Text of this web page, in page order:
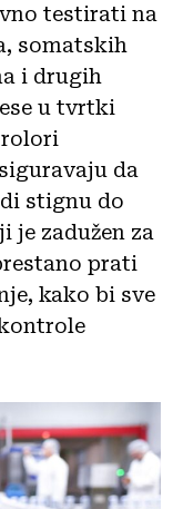
testirati na
somatskih
i drugih
u tvrtki
da
stignu do
je zadužen za
prati
kako bi sve